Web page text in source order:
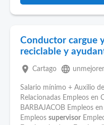
Conductor cargue
reciclable y
place Cartago language
Salario mínimo + Auxilio
Relacionadas Empleos en
BARBAJACOB Empleos
Empleos supervisor